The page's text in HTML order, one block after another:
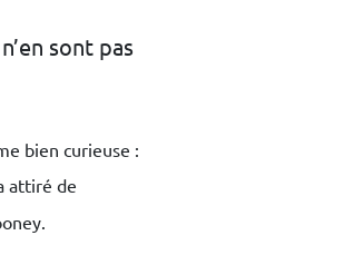
sont pas
bien curieuse :
attiré de